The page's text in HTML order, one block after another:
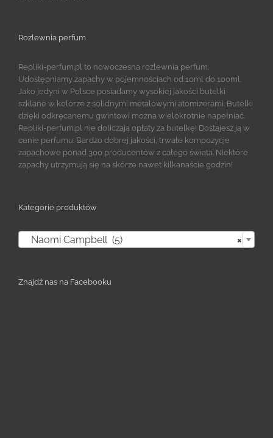
Rozlewnia perfum
Repliki-perfum.pl to nowoczesna rozlewnia perfum.
Udostępniamy zapachy w pojemnościach od 10ml do 100ml.
Jako jedyni w Polsce posiadamy wysokiej jakości butelki
szklane w kolorze z solidnymi metalowymi atomizerami. Butelki
dzięki odkręcanemu gwintowi można wielokrotnie napełniać.
Repliki-perfum.pl nie doliczają opłaty za butelkę! Dostajesz ją w
cenie perfumu. Bardzo dobrej jakości, trwałe kompozycje
zapachowe ponad 300 producentów z całego świata. Niektóre
zapachy utrzymują się na skórze nawet kilkanaście godzin!
Kategorie produktów
×
Naomi Campbell (5)
Znajdź nas na Facebooku